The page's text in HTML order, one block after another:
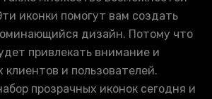
иконки помогут вам создать
дизайн. Потому что
привлекать внимание и
клиентов и пользователей.
прозрачных иконок сегодня и